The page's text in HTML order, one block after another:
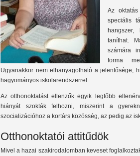
Az
speciális
taníthat.
számára
forma
Ugyanakkor nem elhanyagolható a jelentősége,
hagyományos iskolarendszerrel.
Az otthonoktatást ellenzők egyik legfőbb
hiányát szokták felhozni, miszerint a
szocializációhoz a kortárs közösség, az pedig az
Otthonoktatói attitűdök
Mivel a hazai szakirodalomban keveset